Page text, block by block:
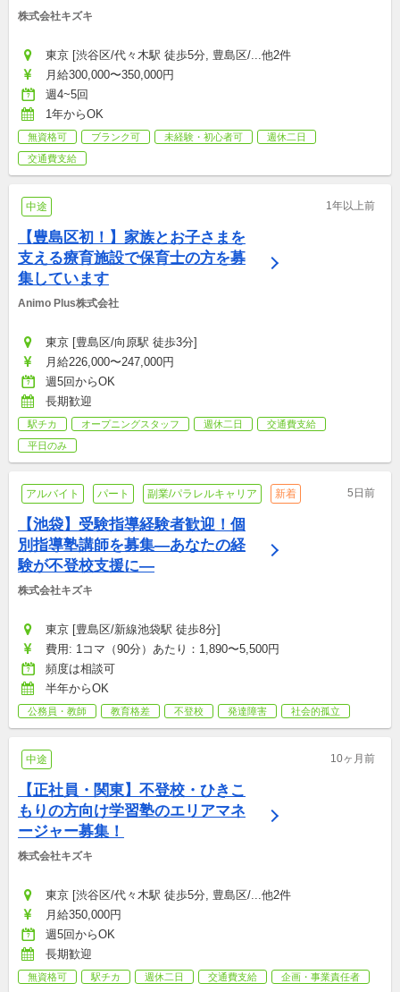
株式会社キズキ
東京 [渋谷区/代々木駅 徒歩5分, 豊島区/...他2件
月給300,000〜350,000円
週4~5回
1年からOK
無資格可 ブランク可 未経験・初心者可
週休二日
交通費支給
中途 1年以上前
【豊島区初！】家族とお子さまを
支える療育施設で保育士の方を募
集しています
Animo Plus株式会社
東京 [豊島区/向原駅 徒歩3分]
月給226,000〜247,000円
週5回からOK
長期歓迎
駅チカ オープニングスタッフ 週休二日
交通費支給
平日のみ
アルバイト パート 副業/パラレルキャリア 新着 5日前
【池袋】受験指導経験者歓迎！個
別指導塾講師を募集—あなたの経
験が不登校支援に―
株式会社キズキ
東京 [豊島区/新線池袋駅 徒歩8分]
費用: 1コマ（90分）あたり：1,890〜5,500円
頻度は相談可
半年からOK
公務員・教師 教育格差 不登校 発達障害 社会的孤立
中途 10ヶ月前
【正社員・関東】不登校・ひきこ
もりの方向け学習塾のエリアマネ
ージャー募集！
株式会社キズキ
東京 [渋谷区/代々木駅 徒歩5分, 豊島区/...他2件
月給350,000円
週5回からOK
長期歓迎
無資格可 駅チカ 週休二日 交通費支給 企画・事業責任者